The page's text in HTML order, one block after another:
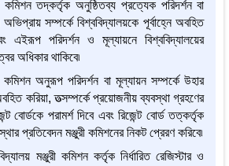
কমিশন তদ্‌কর্তৃক অনুষ্ঠিতব্য প্রত্যেক পরিদর্শন বা
সম্পর্কে বিশ্ববিদ্যালয়কে পূর্বাহ্নে অবহিত
এইরূপ পরিদর্শন ও মূল্যায়নে বিশ্ববিদ্যালয়ের
অধিকার থাকিবে৷
কমিশন অনুরূপ পরিদর্শন বা মূল্যায়ন সম্পর্কে উহার
করিয়া, তত্সম্পর্কে প্রয়োজনীয় ব্যবস্থা গ্রহণের
বোর্ডকে পরামর্শ দিবে এবং রিজেন্ট বোর্ড তত্কর্তৃক
প্রতিবেদন মঞ্জুরী কমিশনের নিকট প্রেরণ করিবে৷
মঞ্জুরী কমিশন কর্তৃক নির্ধারিত রেজিস্টার ও